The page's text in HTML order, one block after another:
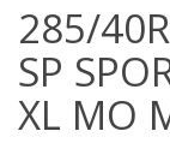
285/
SP
XL MO